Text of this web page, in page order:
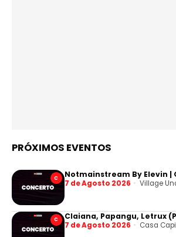
PRÓXIMOS EVENTOS
C Notmainstream By Elevin |
7 de Agosto 2026 Village
C Claiana, Papangu, Letrux
7 de Agosto 2026 Casa